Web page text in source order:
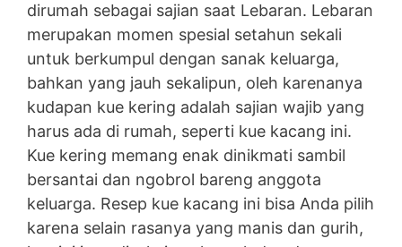
dirumah sebagai sajian saat Lebaran. Lebaran
merupakan momen spesial setahun sekali
untuk berkumpul dengan sanak keluarga,
bahkan yang jauh sekalipun, oleh karenanya
kudapan kue kering adalah sajian wajib yang
harus ada di rumah, seperti kue kacang ini.
Kue kering memang enak dinikmati sambil
bersantai dan ngobrol bareng anggota
keluarga. Resep kue kacang ini bisa Anda pilih
karena selain rasanya yang manis dan gurih,